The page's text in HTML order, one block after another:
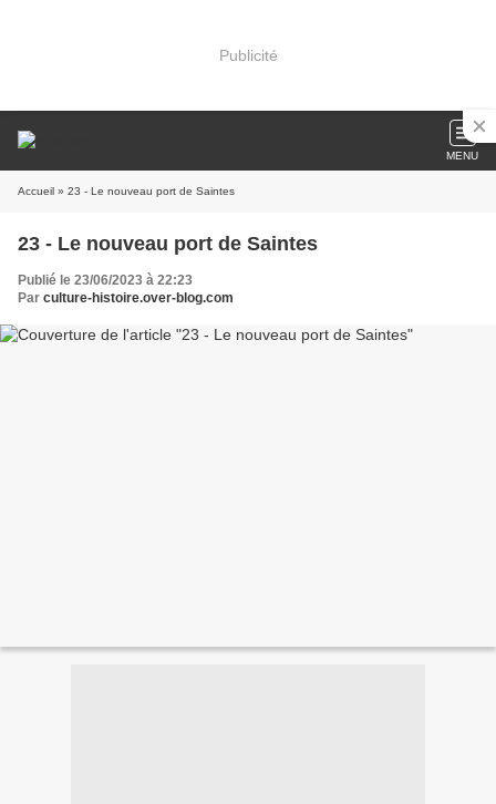
Publicité
MENU
Accueil » 23 - Le nouveau port de Saintes
23 - Le nouveau port de Saintes
Publié le 23/06/2023 à 22:23
Par culture-histoire.over-blog.com